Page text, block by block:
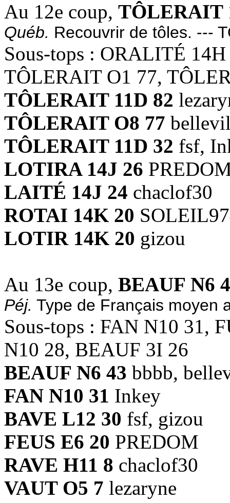
Au 12e coup, TÔLERAIT
Québ. Recouvrir de tôles. ---
Sous-tops : ORALITÉ
TÔLERAIT O1 77,
TÔLERAIT 11D 82
TÔLERAIT O8 77
TÔLERAIT 11D 32 fsf,
LOTIRA 14J 26
LAITÉ 14J 24 chaclof30
ROTAI 14K 20
LOTIR 14K 20 gizou
Au 13e coup, BEAUF N6
Péj. Type de Français moyen
Sous-tops : FAN N10 31,
N10 28, BEAUF 3I 26
BEAUF N6 43 bbbb,
FAN N10 31 Inkey
BAVE L12 30 fsf, gizou
FEUS E6 20 PREDOM
RAVE H11 8 chaclof30
VAUT O5 7 lezaryne